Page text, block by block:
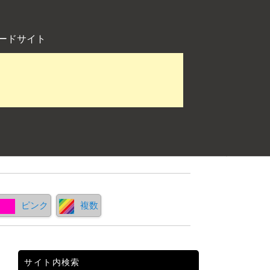
ドサイト
ピンク 複数
サイト内検索